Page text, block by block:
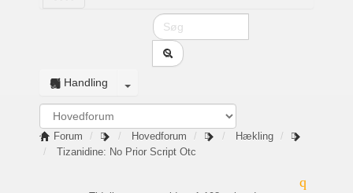
Handling
Forum Hovedforum
Hækling
Tizanidine: No Prior Script Otc